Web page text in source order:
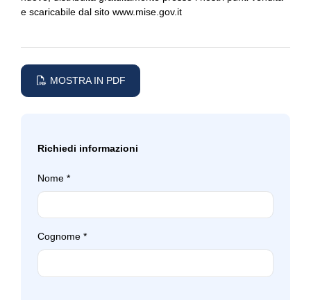
e scaricabile dal sito www.mise.gov.it
MOSTRA IN PDF
Richiedi informazioni
Nome *
Cognome *